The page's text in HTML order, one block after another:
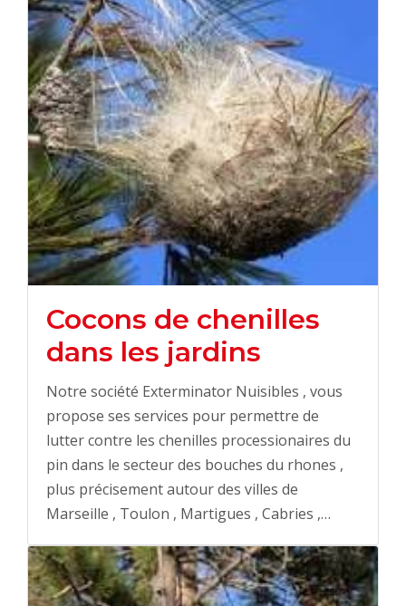
Cocons de chenilles
dans les jardins
Notre société Exterminator Nuisibles , vous
propose ses services pour permettre de
lutter contre les chenilles processionaires du
pin dans le secteur des bouches du rhones ,
plus précisement autour des villes de
Marseille , Toulon , Martigues , Cabries ,…